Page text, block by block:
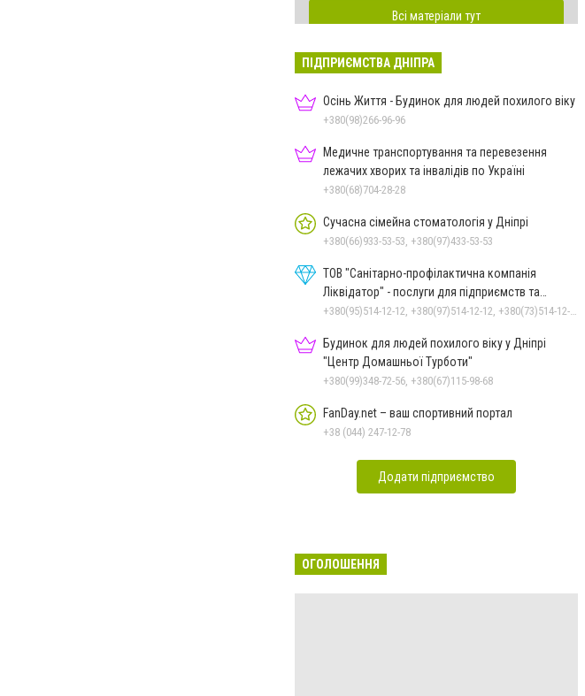
Всі матеріали тут
ПІДПРИЄМСТВА ДНІПРА
Осінь Життя - Будинок для людей похилого віку
+380(98)266-96-96
Медичне транспортування та перевезення
лежачих хворих та інвалідів по Україні
+380(68)704-28-28
Сучасна сімейна стоматологія у Дніпрі
+380(66)933-53-53, +380(97)433-53-53
ТОВ "Санітарно-профілактична компанія
Ліквідатор" - послуги для підприємств та
населення
Будинок для людей похилого віку у Дніпрі
"Центр Домашньої Турботи"
+380(99)348-72-56, +380(67)115-98-68
FanDay.net – ваш спортивний портал
+38 (044) 247-12-78
Додати підприємство
ОГОЛОШЕННЯ